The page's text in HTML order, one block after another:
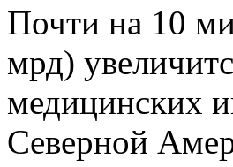
Почти на 10
мрд)
медицинских
Северной